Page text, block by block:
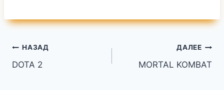
Навигация
по
НАЗАД
DOTA 2
ДАЛЕЕ
MORTAL KOMBAT